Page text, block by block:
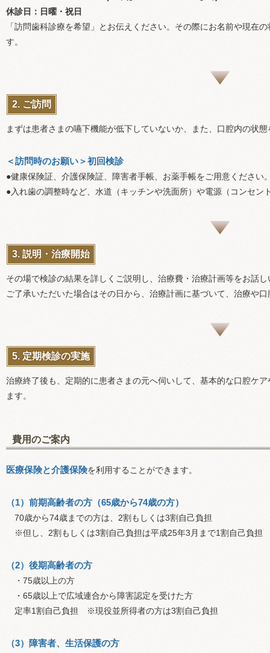
休診日：日曜・祝日
「訪問歯科診療を希望」とお伝えください。その際にお名前や現在
す。
2. ご訪問
まずは患者さまの嚥下機能が低下していないか、また、口腔内の状
＜訪問時のお願い＞初回検診
●健康保険証、介護保険証、障害者手帳、お薬手帳をご用意ください
●入れ歯の調整時など、水道（キッチンや洗面所）や電源（コンセン
3. 説明・治療開始
その場で検診の結果を詳しくご説明し、治療費・治療計画等をお話
ご了承いただいた場合はその日から、治療計画に基づいて、治療や
5. 定期検診の実施
治療終了後も、定期的に患者さまの元へ伺いして、基本的な口腔ケ
ます。
費用のご案内
医療保険と介護保険を利用することができます。
（1）前期高齢者の方（65歳から74歳の方）
70歳から74歳までの方は、2割もしくは3割自己負担
※但し、2割もしくは3割自己負担は平成25年3月まで1割自己負担
（2）後期高齢者の方
・75歳以上の方
・65歳以上で広域連合から障害認定を受けた方
定率1割自己負担 ※現役並所得者の方は3割自己負担
（3）障害者、生活保護の方